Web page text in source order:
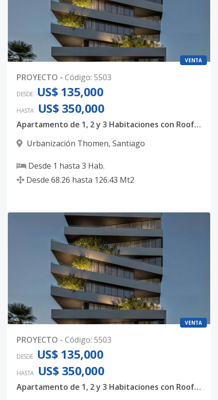
VENTA
PROYECTO - Código: 5503
DESDE US$ 135,000
HASTA US$ 350,000
Apartamento de 1, 2 y 3 Habitaciones con Rooftop, Gimnasio y Jacuzzi en Urbanización Thomen, Santiago
Urbanización Thomen, Santiago
Desde 1 hasta 3 Hab.
Desde 68.26 hasta 126.43 Mt2
VENTA
PROYECTO - Código: 5503
DESDE US$ 135,000
HASTA US$ 350,000
Apartamento de 1, 2 y 3 Habitaciones con Rooftop, Gimnasio y Jacuzzi en Urbanización Thomen, Santiago